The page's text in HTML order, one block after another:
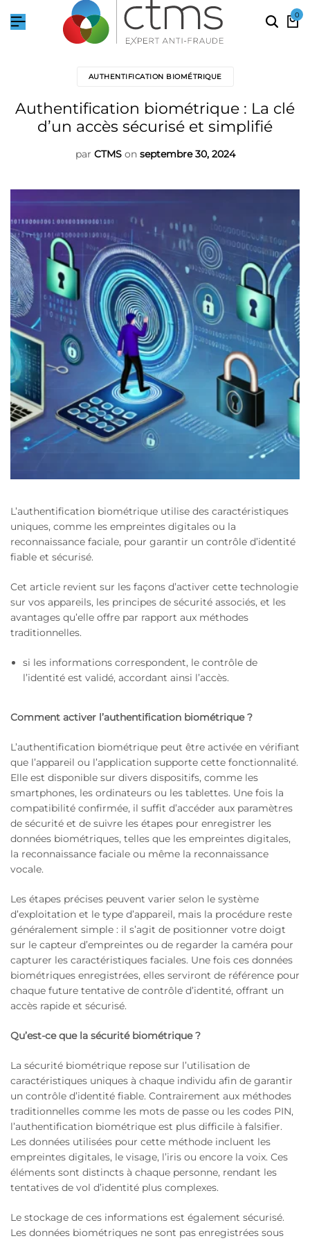
0
AUTHENTIFICATION BIOMÉTRIQUE
Authentification biométrique : La clé
d’un accès sécurisé et simplifié
par CTMS on septembre 30, 2024
L’authentification biométrique utilise des caractéristiques
uniques, comme les empreintes digitales ou la
reconnaissance faciale, pour garantir un contrôle d’identité
fiable et sécurisé.
Cet article revient sur les façons d’activer cette technologie
sur vos appareils, les principes de sécurité associés, et les
avantages qu’elle offre par rapport aux méthodes
traditionnelles.
si les informations correspondent, le contrôle de
l’identité est validé, accordant ainsi l’accès.
Comment activer l’authentification biométrique ?
L’authentification biométrique peut être activée en vérifiant
que l’appareil ou l’application supporte cette fonctionnalité.
Elle est disponible sur divers dispositifs, comme les
smartphones, les ordinateurs ou les tablettes. Une fois la
compatibilité confirmée, il suffit d’accéder aux paramètres
de sécurité et de suivre les étapes pour enregistrer les
données biométriques, telles que les empreintes digitales,
la reconnaissance faciale ou même la reconnaissance
vocale.
Les étapes précises peuvent varier selon le système
d’exploitation et le type d’appareil, mais la procédure reste
généralement simple : il s’agit de positionner votre doigt
sur le capteur d’empreintes ou de regarder la caméra pour
capturer les caractéristiques faciales. Une fois ces données
biométriques enregistrées, elles serviront de référence pour
chaque future tentative de contrôle d’identité, offrant un
accès rapide et sécurisé.
Qu’est-ce que la sécurité biométrique ?
La sécurité biométrique repose sur l’utilisation de
caractéristiques uniques à chaque individu afin de garantir
un contrôle d’identité fiable. Contrairement aux méthodes
traditionnelles comme les mots de passe ou les codes PIN,
l’authentification biométrique est plus difficile à falsifier.
Les données utilisées pour cette méthode incluent les
empreintes digitales, le visage, l’iris ou encore la voix. Ces
éléments sont distincts à chaque personne, rendant les
tentatives de vol d’identité plus complexes.
Le stockage de ces informations est également sécurisé.
Les données biométriques ne sont pas enregistrées sous